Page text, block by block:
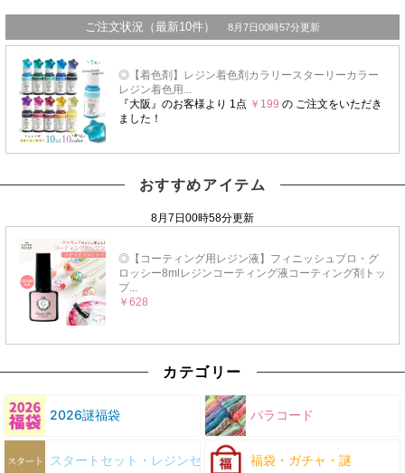
おすすめアイテム
カテゴリー
2026謎福袋 パラコード
スタートセット・レジンセット 福袋・ガチャ・謎